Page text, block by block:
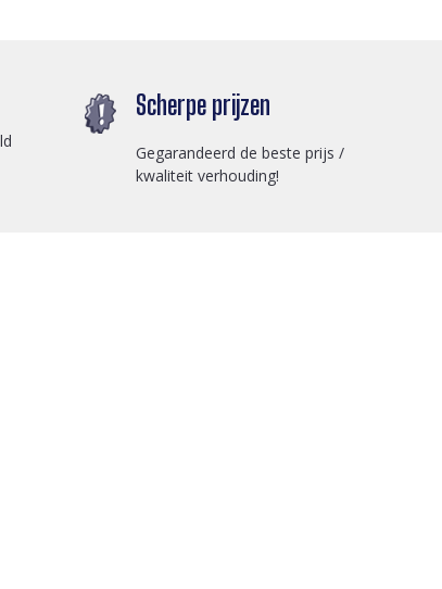
Scherpe prijzen
Gegarandeerd de beste prijs /
kwaliteit verhouding!